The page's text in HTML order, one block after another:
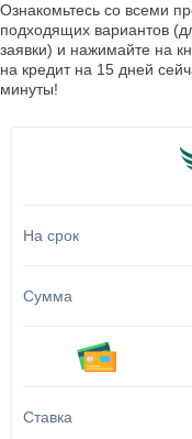
Ознакомьтесь со всеми
подходящих вариантов
заявки) и нажимайте на
на кредит на 15 дней
минуты!